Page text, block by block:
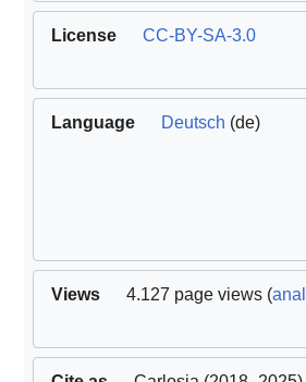
License CC-BY-SA-3.0
Language Deutsch (de)
Views 4.127 page views (